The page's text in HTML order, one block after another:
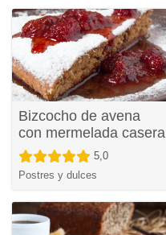
Bizcocho de avena
con mermelada casera
5,0
Postres y dulces